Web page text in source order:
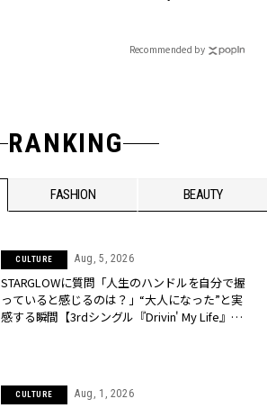
Recommended by
RANKING
FASHION BEAUTY
CULTURE Aug, 5, 2026
STARGLOWに質問「人生のハンドルを自分で握
っていると感じるのは？」“大️人になった”と実
感する瞬間【3rdシングル『Drivin' My Life』発
CULTURE Aug, 1, 2026